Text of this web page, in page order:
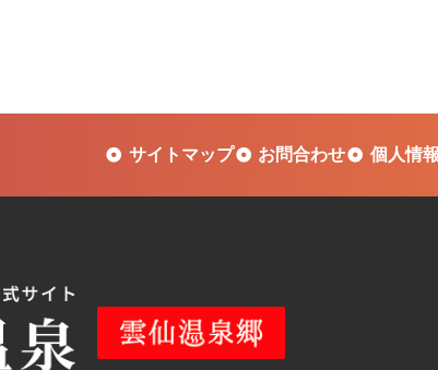
サイトマップ お問合わせ 個人情